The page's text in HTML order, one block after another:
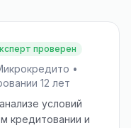
проверен
•
12 лет
условий
кредитовании и